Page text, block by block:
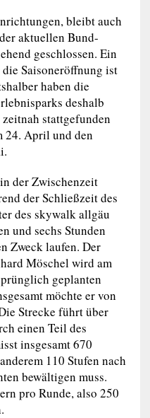
bleibt auch
aktuellen Bund-
geschlossen. Ein
Saisoneröffnung ist
haben die
deshalb
stattgefunden
24. April und den
der Zwischenzeit
der Schließzeit des
des skywalk allgäu
und sechs Stunden
Zweck laufen. Der
Möschel wird am
geplanten
möchte er von
Strecke führt über
einen Teil des
insgesamt 670
110 Stufen nach
bewältigen muss.
pro Runde, also 250